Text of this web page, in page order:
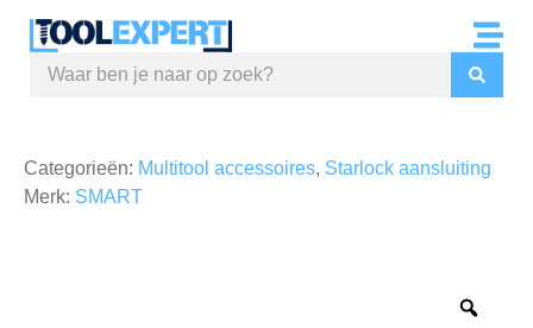
Categorieën: Multitool accessoires, Starlock aansluiting
Merk: SMART